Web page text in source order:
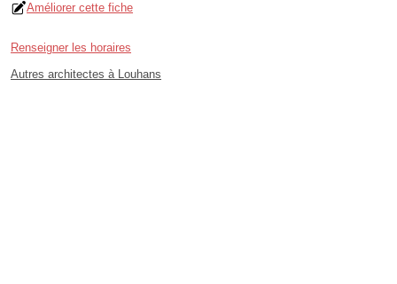
Améliorer cette fiche
Renseigner les horaires
Autres architectes à Louhans